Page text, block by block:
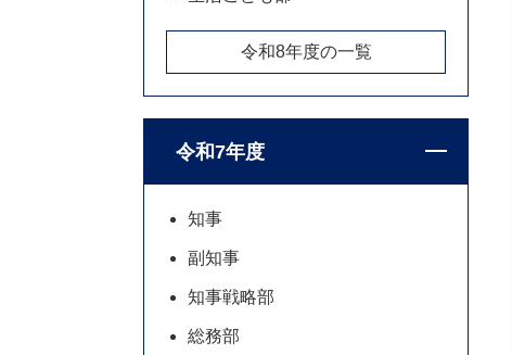
令和8年度の一覧
令和7年度
知事
副知事
知事戦略部
総務部